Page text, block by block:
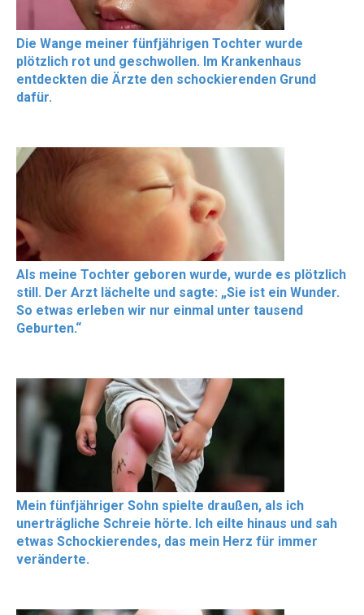
Die Wange meiner fünfjährigen Tochter wurde
plötzlich rot und geschwollen. Im Krankenhaus
entdeckten die Ärzte den schockierenden Grund
dafür.
Als meine Tochter geboren wurde, wurde es plötzlich
still. Der Arzt lächelte und sagte: „Sie ist ein Wunder.
So etwas erleben wir nur einmal unter tausend
Geburten.“
Mein fünfjähriger Sohn spielte draußen, als ich
unerträgliche Schreie hörte. Ich eilte hinaus und sah
etwas Schockierendes, das mein Herz für immer
veränderte.